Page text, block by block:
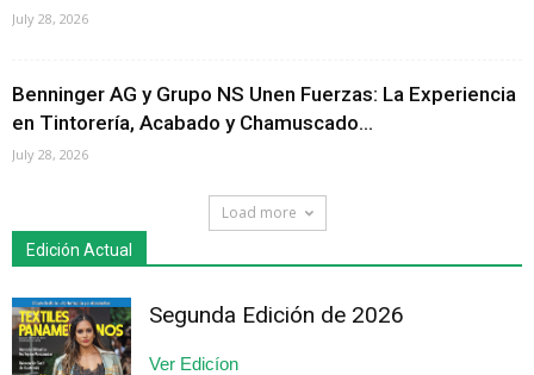
July 28, 2026
Benninger AG y Grupo NS Unen Fuerzas: La Experiencia
en Tintorería, Acabado y Chamuscado...
July 28, 2026
Load more
Edición Actual
Segunda Edición de 2026
Ver Edicíon